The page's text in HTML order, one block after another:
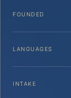
FOUNDED
LANGUAGES
INTAKE